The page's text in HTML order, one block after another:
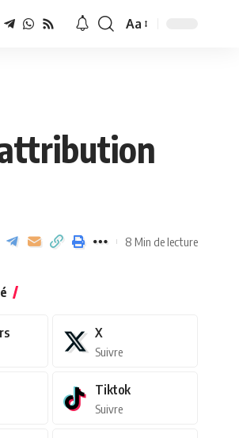
Redimensionner
Aa
8 Min de lecture
X
Suivre
Tiktok
Suivre